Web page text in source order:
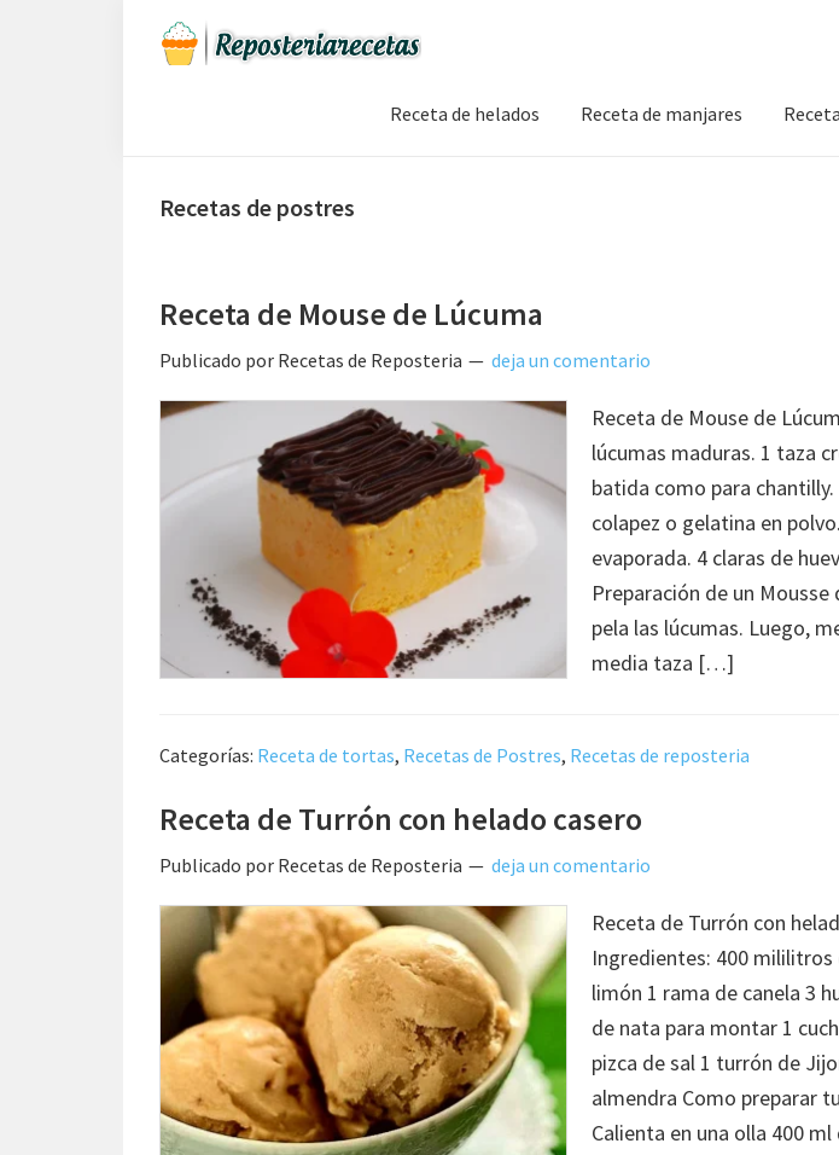
Receta de helados Receta de manjares
Recetas de postres
Receta de Mouse de Lúcuma
Publicado por Recetas de Reposteria deja un comentario
Receta de Mouse de
lúcumas maduras. 1 taza
batida como para
colapez o gelatina en
evaporada. 4 claras de
Preparación de un Mousse
pela las lúcumas. Luego,
media taza […]
Categorías: Receta de tortas, Recetas de Postres, Recetas de reposteria
Receta de Turrón con helado casero
Publicado por Recetas de Reposteria deja un comentario
Receta de Turrón con
Ingredientes: 400 mililitros
limón 1 rama de canela 3
de nata para montar 1
pizca de sal 1 turrón de
almendra Como preparar
Calienta en una olla 400